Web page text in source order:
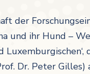
der
und ihr Hund –
Dr. Peter